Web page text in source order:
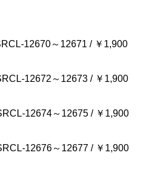
12670～12671 / ￥1,900
12672～12673 / ￥1,900
12674～12675 / ￥1,900
12676～12677 / ￥1,900